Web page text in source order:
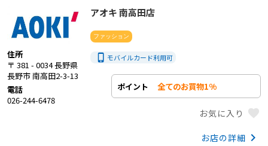
住所
〒 381 - 0034 長野県
長野市 南高田2-3-13
電話
026-244-6478
アオキ 南高田店
ファッション
phone_iphone モバイルカード利用可
ポイント 全てのお買物1%
お気に入り favorite
お店の詳細 keyboard_arrow_right